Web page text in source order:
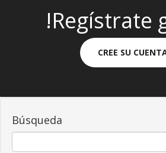
!Regístrate
CREE SU
Búsqueda